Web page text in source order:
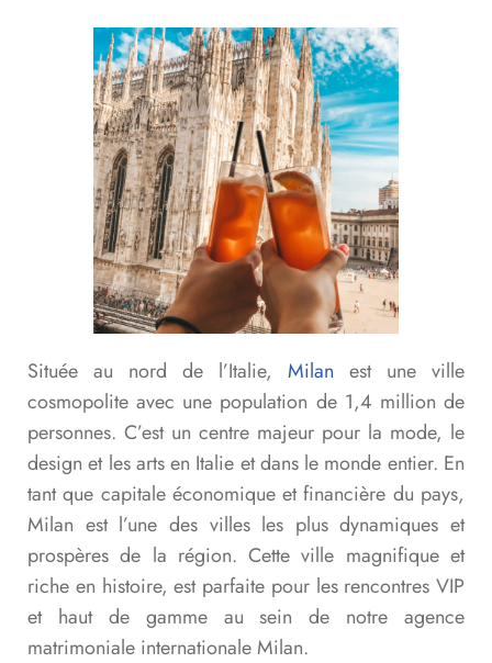
Située au nord de l’Italie, Milan est une ville
cosmopolite avec une population de 1,4 million de
personnes. C’est un centre majeur pour la mode, le
design et les arts en Italie et dans le monde entier. En
tant que capitale économique et financière du pays,
Milan est l’une des villes les plus dynamiques et
prospères de la région. Cette ville magnifique et
riche en histoire, est parfaite pour les rencontres VIP
et haut de gamme au sein de notre agence
matrimoniale internationale Milan.